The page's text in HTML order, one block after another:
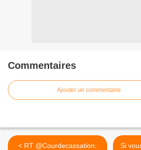
Commentaires
Ajouter un commentaire
< RT @Courdecassation:
Si